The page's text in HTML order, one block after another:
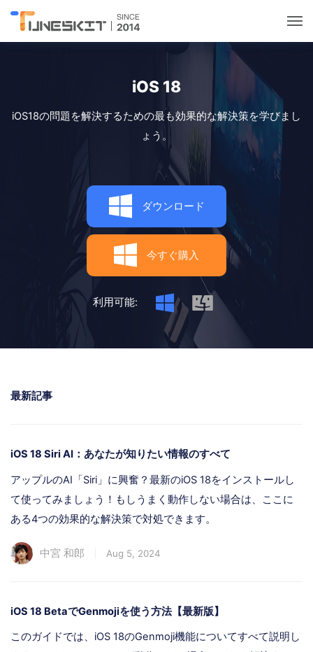
ポケモンGOガイド
ダウンロード
iOS 18
iOS18の問題を解決するための最も効果的な解決策を学びまし
ょう。
ダウンロード
今すぐ購入
利用可能:
最新記事
iOS 18 Siri AI：あなたが知りたい情報のすべて
アップルのAI「Siri」に興奮？最新のiOS 18をインストールし
て使ってみましょう！もしうまく動作しない場合は、ここに
ある4つの効果的な解決策で対処できます。
中宮 和郎 Aug 5, 2024
iOS 18 BetaでGenmojiを使う方法【最新版】
このガイドでは、iOS 18のGenmoji機能についてすべて説明し